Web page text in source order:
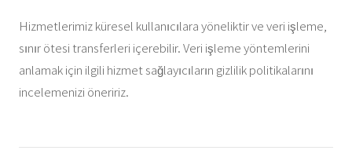
Hizmetlerimiz küresel kullanıcılara yöneliktir ve veri işleme,
sınır ötesi transferleri içerebilir. Veri işleme yöntemlerini
anlamak için ilgili hizmet sağlayıcıların gizlilik politikalarını
incelemenizi öneririz.